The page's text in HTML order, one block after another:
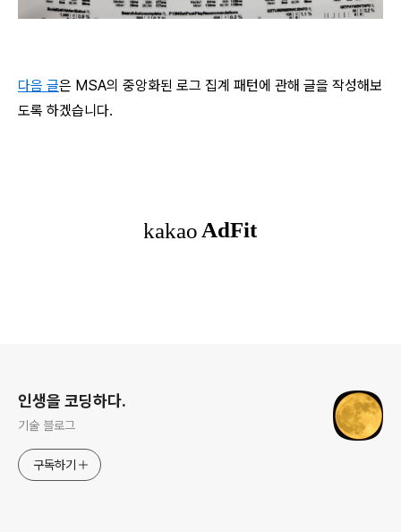
다음 글은 MSA의 중앙화된 로그 집계 패턴에 관해 글을 작성해보
도록 하겠습니다.
인생을 코딩하다.
기술 블로그
구독하기